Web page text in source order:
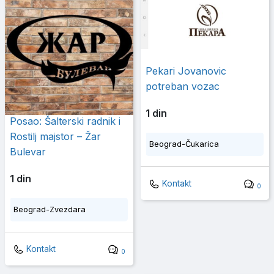
Posao: Šalterski radnik i
Rostilj majstor – Žar
Bulevar
1 din
Beograd-Zvezdara
Kontakt 0
Pekari Jovanovic
potreban vozac
1 din
Beograd-Čukarica
Kontakt 0